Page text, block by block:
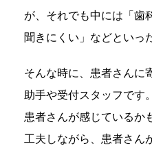
が、それでも中には「歯
聞きにくい」などといっ
そんな時に、患者さんに
助手や受付スタッフです。
患者さんが感じているか
工夫しながら、患者さん